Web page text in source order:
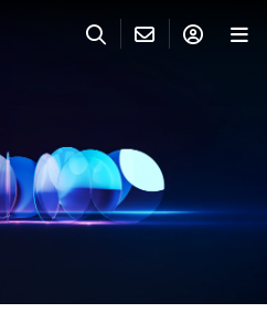
トにアクセスする。